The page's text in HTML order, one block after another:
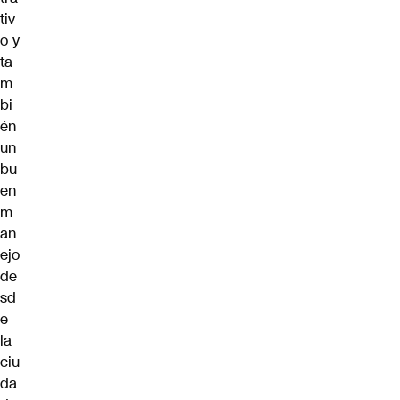
tiv
o y
ta
m
bi
én
un
bu
en
m
an
ejo
de
sd
e
la
ciu
da